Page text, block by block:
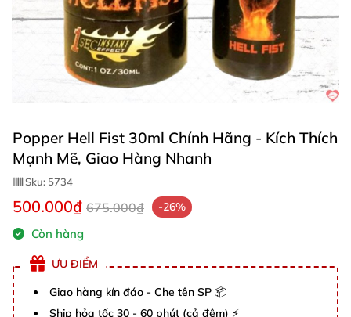
Popper Hell Fist 30ml Chính Hãng - Kích Thích
Mạnh Mẽ, Giao Hàng Nhanh
Sku: 5734
500.000₫ 675.000₫ -26%
Còn hàng
ƯU ĐIỂM
Giao hàng kín đáo - Che tên SP 📦
Ship hỏa tốc 30 - 60 phút (cả đêm) ⚡